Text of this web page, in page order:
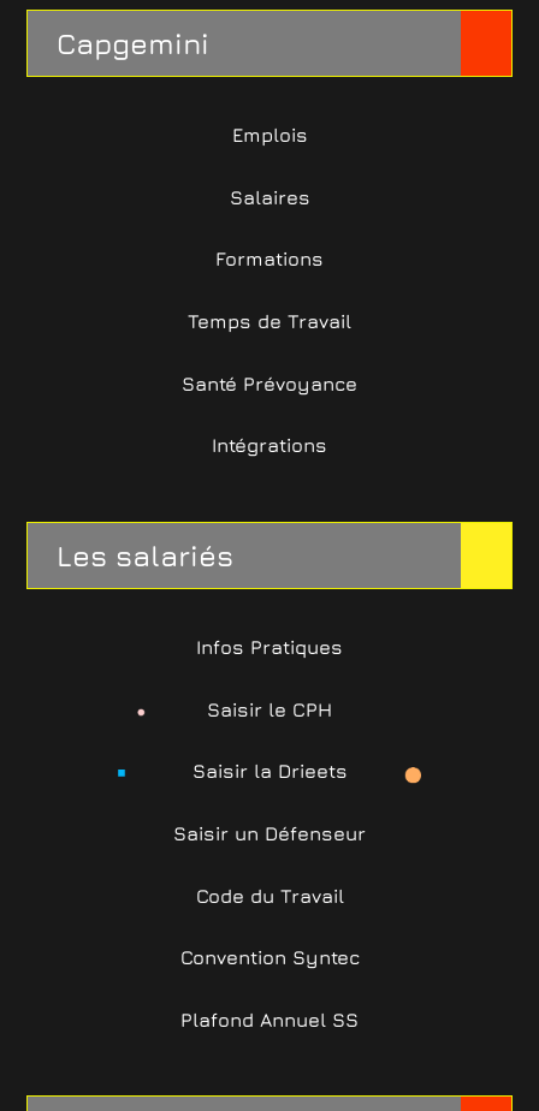
Capgemini
Emplois
Salaires
Formations
Temps de Travail
Santé Prévoyance
Intégrations
Les salariés
Infos Pratiques
Saisir le CPH
Saisir la Drieets
Saisir un Défenseur
Code du Travail
Convention Syntec
Plafond Annuel SS